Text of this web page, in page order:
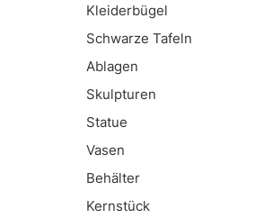
Kleiderbügel
Schwarze Tafeln
Ablagen
Skulpturen
Statue
Vasen
Behälter
Kernstück